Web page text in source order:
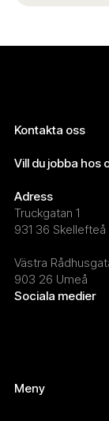
Kontakta oss
Vill du jobba hos
Adress
Truckgatan 1
931 36 Skellefteå
Västra
903 26 Umeå
Sociala medier
Meny